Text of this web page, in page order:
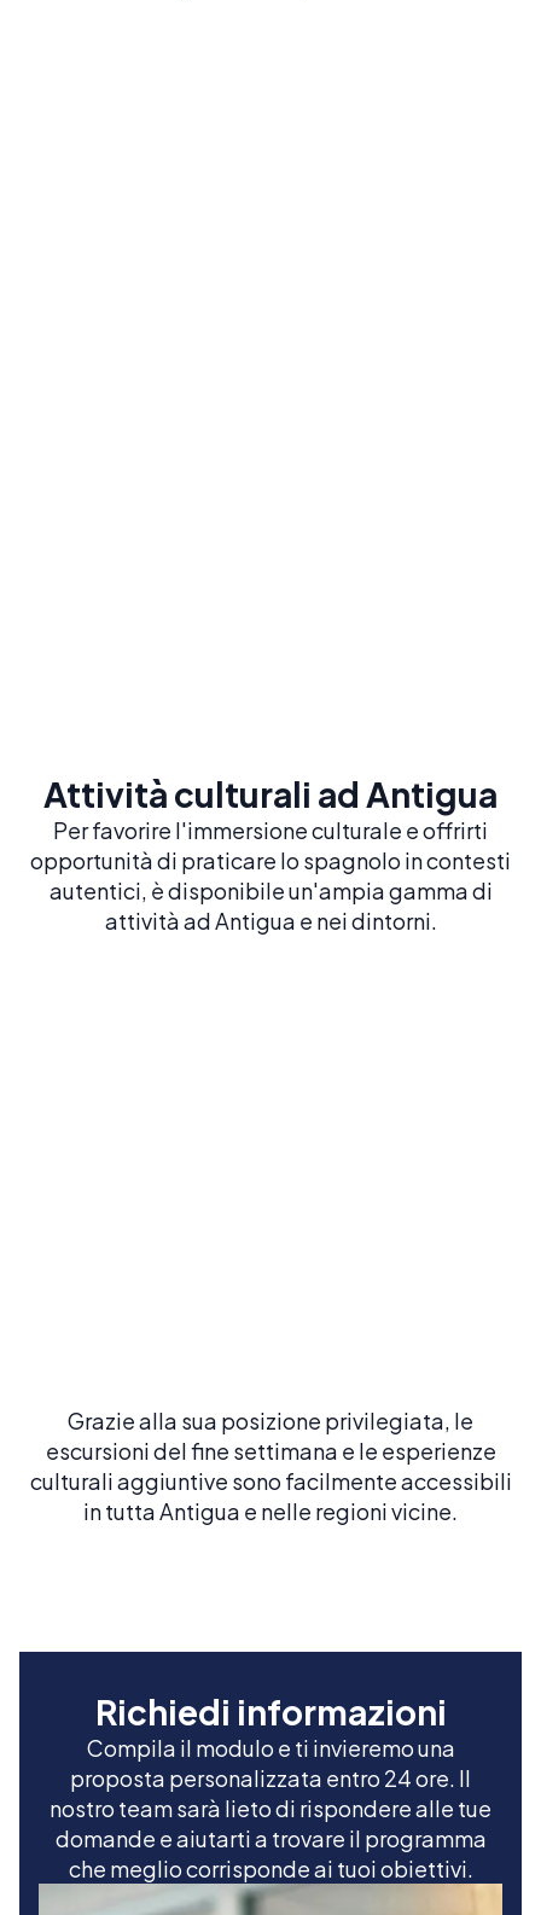
Attività culturali ad Antigua
Per favorire l'immersione culturale e offrirti
opportunità di praticare lo spagnolo in contesti
autentici, è disponibile un'ampia gamma di
attività ad Antigua e nei dintorni.
Grazie alla sua posizione privilegiata, le
escursioni del fine settimana e le esperienze
culturali aggiuntive sono facilmente accessibili
in tutta Antigua e nelle regioni vicine.
Richiedi informazioni
Compila il modulo e ti invieremo una
proposta personalizzata entro 24 ore. Il
nostro team sarà lieto di rispondere alle tue
domande e aiutarti a trovare il programma
che meglio corrisponde ai tuoi obiettivi.